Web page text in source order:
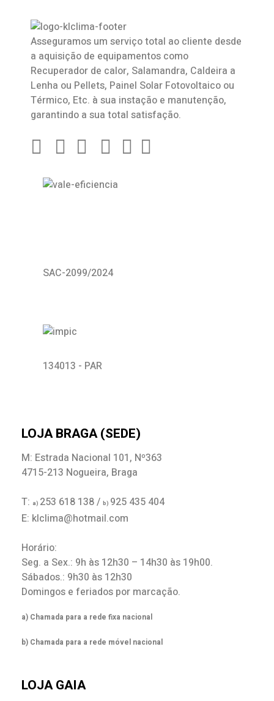
Asseguramos um serviço total ao cliente desde
a aquisição de equipamentos como
Recuperador de calor, Salamandra, Caldeira a
Lenha ou Pellets, Painel Solar Fotovoltaico ou
Térmico, Etc. à sua instação e manutenção,
garantindo a sua total satisfação.
SAC-2099/2024
134013 - PAR
LOJA BRAGA (SEDE)
M: Estrada Nacional 101, Nº363
4715-213 Nogueira, Braga
T: a) 253 618 138 / b) 925 435 404
E: klclima@hotmail.com
Horário:
Seg. a Sex.: 9h às 12h30 – 14h30 às 19h00.
Sábados.: 9h30 às 12h30
Domingos e feriados por marcação.
a) Chamada para a rede fixa nacional
b) Chamada para a rede móvel nacional
LOJA GAIA